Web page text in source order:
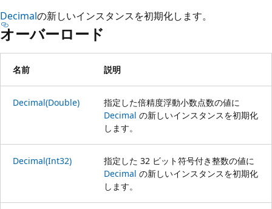
Decimalの新しいインスタンスを初期化します。
オーバーロード
名前 説明
Decimal(Double)
指定した倍精度浮動小数点数の値に
Decimal の新しいインスタンスを初期化
します。
Decimal(Int32)
指定した 32 ビット符号付き整数の値に
Decimal の新しいインスタンスを初期化
します。